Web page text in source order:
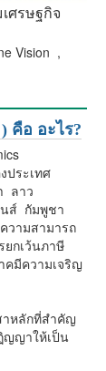
ศรษฐกิจ
Vision ,
คือ อะไร?
ประเทศ
ลาว
ส์ กัมพูชา
วามสามารถ
กเว้นภาษี
คมีความเจริญ
หลักที่สำคัญ
ญญาให้เป็น